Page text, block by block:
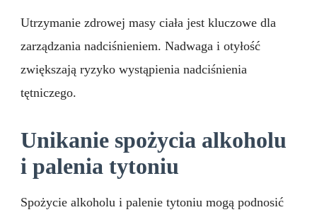
Utrzymanie zdrowej masy ciała jest kluczowe dla
zarządzania nadciśnieniem. Nadwaga i otyłość
zwiększają ryzyko wystąpienia nadciśnienia
tętniczego.
Unikanie spożycia alkoholu
i palenia tytoniu
Spożycie alkoholu i palenie tytoniu mogą podnosić